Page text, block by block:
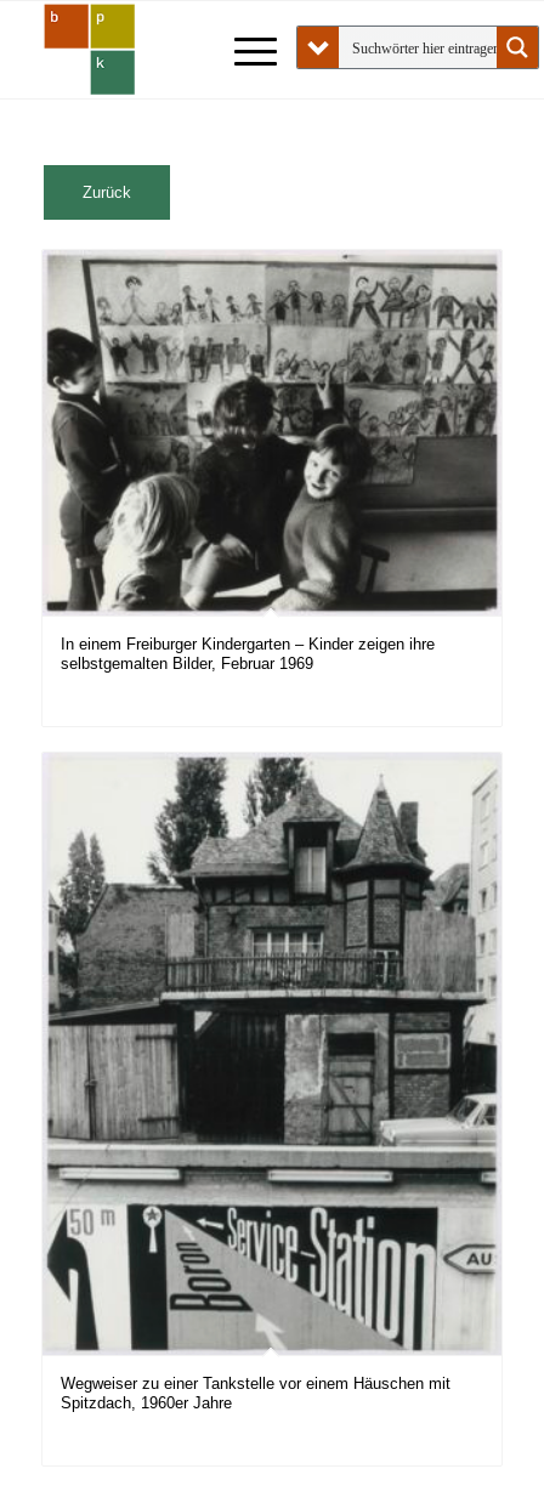
In einem Freiburger Kindergarten – Kinder zeigen ihre
selbstgemalten Bilder, Februar 1969
Wegweiser zu einer Tankstelle vor einem Häuschen mit
Spitzdach, 1960er Jahre